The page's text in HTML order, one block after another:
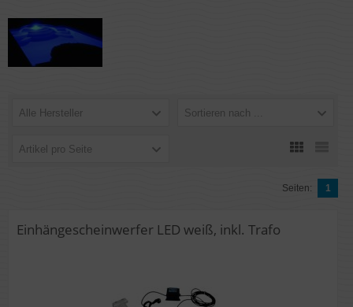
Alle Hersteller Sortieren nach ...
Artikel pro Seite
Seiten: 1
Einhängescheinwerfer LED weiß, inkl. Trafo